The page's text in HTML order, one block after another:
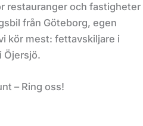
restauranger och fastigheter
från Göteborg, egen
kör mest: fettavskiljare i
Öjersjö.
– Ring oss!